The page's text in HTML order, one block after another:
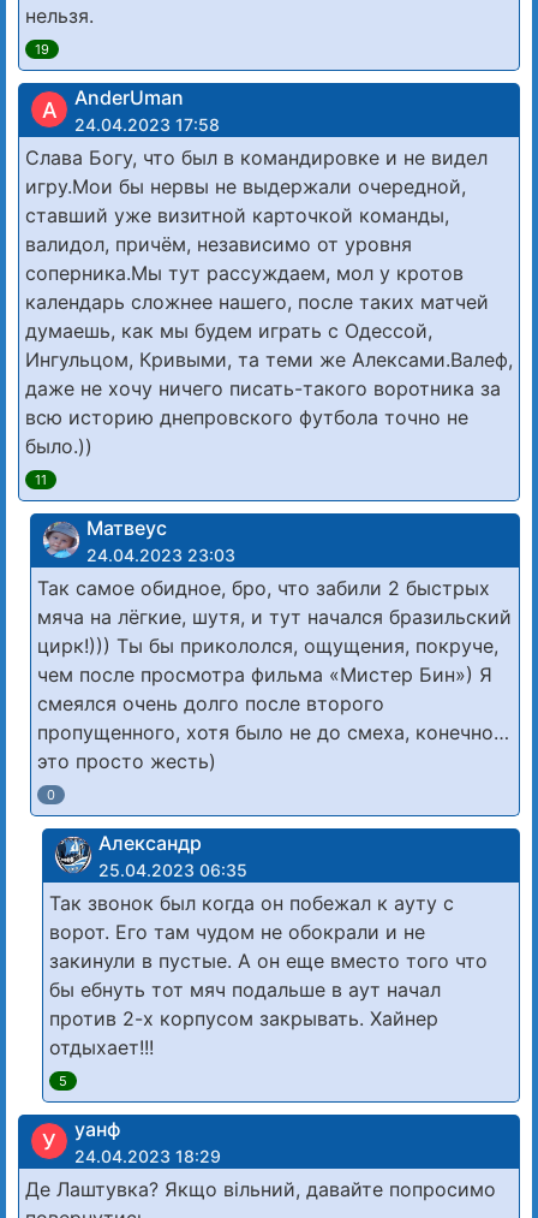
нельзя.
19
A AnderUman
24.04.2023 17:58
Слава Богу, что был в командировке и не видел
игру.Мои бы нервы не выдержали очередной,
ставший уже визитной карточкой команды,
валидол, причём, независимо от уровня
соперника.Мы тут рассуждаем, мол у кротов
календарь сложнее нашего, после таких матчей
думаешь, как мы будем играть с Одессой,
Ингульцом, Кривыми, та теми же Алексами.Валеф,
даже не хочу ничего писать-такого воротника за
всю историю днепровского футбола точно не
было.))
11
Матвеус
24.04.2023 23:03
Так самое обидное, бро, что забили 2 быстрых
мяча на лёгкие, шутя, и тут начался бразильский
цирк!))) Ты бы прикололся, ощущения, покруче,
чем после просмотра фильма «Мистер Бин») Я
смеялся очень долго после второго
пропущенного, хотя было не до смеха, конечно…
это просто жесть)
0
Александр
25.04.2023 06:35
Так звонок был когда он побежал к ауту с
ворот. Его там чудом не обокрали и не
закинули в пустые. А он еще вместо того что
бы ебнуть тот мяч подальше в аут начал
против 2-х корпусом закрывать. Хайнер
отдыхает!!!
5
У уанф
24.04.2023 18:29
Де Лаштувка? Якщо вільний, давайте попросимо